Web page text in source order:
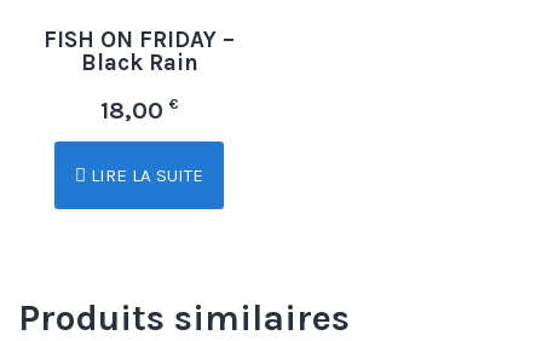
FISH ON FRIDAY –
Black Rain
18,00 €
LIRE LA SUITE
Produits similaires